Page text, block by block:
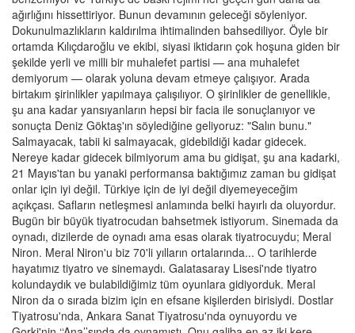
ağırlığını hissettiriyor. Bunun devamının geleceği söyleniyor.
Dokunulmazlıkların kaldırılma ihtimalinden bahsediliyor. Öyle bir
ortamda Kılıçdaroğlu ve ekibi, siyasi iktidarın çok hoşuna giden bir
şekilde yerli ve milli bir muhalefet partisi — ana muhalefet
demiyorum — olarak yoluna devam etmeye çalışıyor. Arada
birtakım şirinlikler yapılmaya çalışılıyor. O şirinlikler de genellikle,
şu ana kadar yansıyanların hepsi bir facia ile sonuçlanıyor ve
sonuçta Deniz Göktaş'ın söylediğine geliyoruz: "Salın bunu."
Salmayacak, tabii ki salmayacak, gidebildiği kadar gidecek.
Nereye kadar gidecek bilmiyorum ama bu gidişat, şu ana kadarki,
21 Mayıs'tan bu yanaki performansa baktığımız zaman bu gidişat
onlar için iyi değil. Türkiye için de iyi değil diyemeyeceğim
açıkçası. Safların netleşmesi anlamında belki hayırlı da oluyordur.
Bugün bir büyük tiyatrocudan bahsetmek istiyorum. Sinemada da
oynadı, dizilerde de oynadı ama esas olarak tiyatrocuydu; Meral
Niron. Meral Niron'u biz 70'li yılların ortalarında... O tarihlerde
hayatımız tiyatro ve sinemaydı. Galatasaray Lisesi'nde tiyatro
kolundaydık ve bulabildiğimiz tüm oyunlara gidiyorduk. Meral
Niron da o sırada bizim için en efsane kişilerden birisiydi. Dostlar
Tiyatrosu'nda, Ankara Sanat Tiyatrosu'nda oynuyordu ve